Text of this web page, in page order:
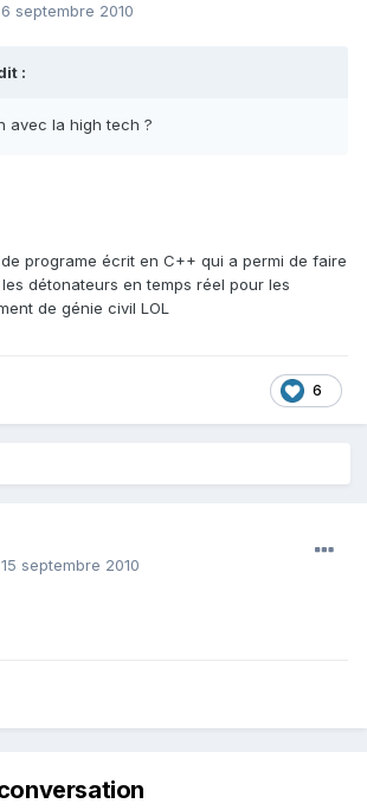
septembre 2010
:
avec la high tech ?
programe écrit en C++ qui a permi de faire
détonateurs en temps réel pour les
de génie civil LOL
6
septembre 2010